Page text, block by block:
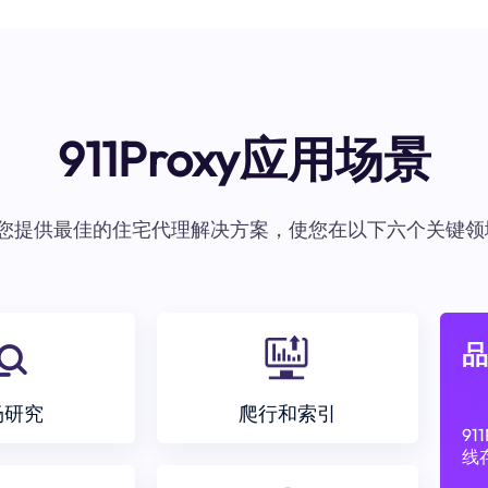
911Proxy应用场景
提供最佳的住宅代理解决方案，使您在以下六个关键
究 爬行和索引
线